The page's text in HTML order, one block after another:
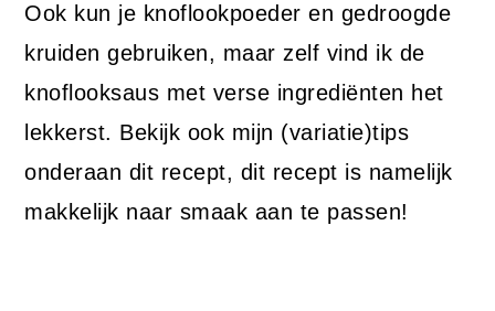
Ook kun je knoflookpoeder en gedroogde
kruiden gebruiken, maar zelf vind ik de
knoflooksaus met verse ingrediënten het
lekkerst. Bekijk ook mijn (variatie)tips
onderaan dit recept, dit recept is namelijk
makkelijk naar smaak aan te passen!